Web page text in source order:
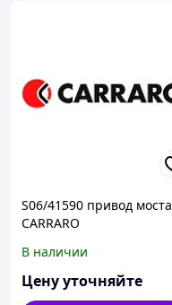
S06/41590 привод моста
CARRARO
В наличии
Цену уточняйте